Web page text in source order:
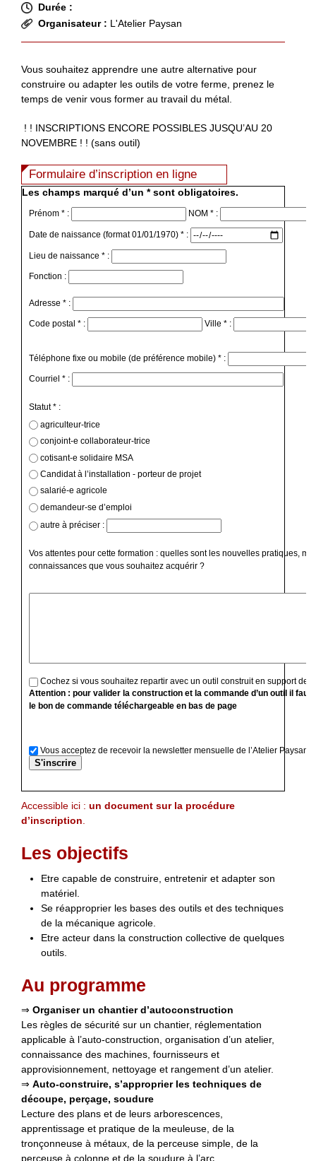
Durée :
Organisateur : L'Atelier Paysan
Vous souhaitez apprendre une autre alternative pour
construire ou adapter les outils de votre ferme, prenez le
temps de venir vous former au travail du métal.
! ! INSCRIPTIONS ENCORE POSSIBLES JUSQU’AU 20
NOVEMBRE ! ! (sans outil)
Formulaire d’inscription en ligne
Les champs marqué d’un * sont obligatoires.
Prénom * : NOM * :
Date de naissance (format 01/01/1970) * :
Lieu de naissance * :
Fonction :
Adresse * :
Code postal * : Ville * :
Téléphone fixe ou mobile (de préférence mobile) * :
Courriel * :
Statut * :
agriculteur-trice
conjoint-e collaborateur-trice
cotisant-e solidaire MSA
Candidat à l’installation - porteur de projet
salarié-e agricole
demandeur-se d’emploi
autre à préciser :
Vos attentes pour cette formation : quelles sont les nouvelles pratiques,
connaissances que vous souhaitez acquérir ?
Cochez si vous souhaitez repartir avec un outil construit en support de
Attention : pour valider la construction et la commande d’un outil il faut
le bon de commande téléchargeable en bas de page
Vous acceptez de recevoir la newsletter mensuelle de l’Atelier Paysan
Accessible ici : un document sur la procédure
d’inscription.
Les objectifs
Etre capable de construire, entretenir et adapter son
matériel.
Se réapproprier les bases des outils et des techniques
de la mécanique agricole.
Etre acteur dans la construction collective de quelques
outils.
Au programme
⇒ Organiser un chantier d’autoconstruction
Les règles de sécurité sur un chantier, réglementation
applicable à l’auto-construction, organisation d’un atelier,
connaissance des machines, fournisseurs et
approvisionnement, nettoyage et rangement d’un atelier.
⇒ Auto-construire, s’approprier les techniques de
découpe, perçage, soudure
Lecture des plans et de leurs arborescences,
apprentissage et pratique de la meuleuse, de la
tronçonneuse à métaux, de la perceuse simple, de la
perceuse à colonne et de la soudure à l’arc.